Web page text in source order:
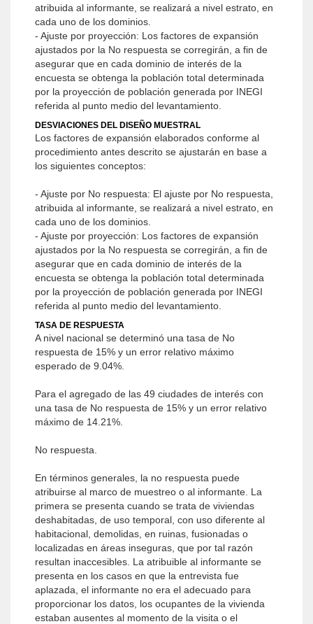
atribuida al informante, se realizará a nivel estrato, en
cada uno de los dominios.
- Ajuste por proyección: Los factores de expansión
ajustados por la No respuesta se corregirán, a fin de
asegurar que en cada dominio de interés de la
encuesta se obtenga la población total determinada
por la proyección de población generada por INEGI
referida al punto medio del levantamiento.
DESVIACIONES DEL DISEÑO MUESTRAL
Los factores de expansión elaborados conforme al
procedimiento antes descrito se ajustarán en base a
los siguientes conceptos:
- Ajuste por No respuesta: El ajuste por No respuesta,
atribuida al informante, se realizará a nivel estrato, en
cada uno de los dominios.
- Ajuste por proyección: Los factores de expansión
ajustados por la No respuesta se corregirán, a fin de
asegurar que en cada dominio de interés de la
encuesta se obtenga la población total determinada
por la proyección de población generada por INEGI
referida al punto medio del levantamiento.
TASA DE RESPUESTA
A nivel nacional se determinó una tasa de No
respuesta de 15% y un error relativo máximo
esperado de 9.04%.
Para el agregado de las 49 ciudades de interés con
una tasa de No respuesta de 15% y un error relativo
máximo de 14.21%.
No respuesta.
En términos generales, la no respuesta puede
atribuirse al marco de muestreo o al informante. La
primera se presenta cuando se trata de viviendas
deshabitadas, de uso temporal, con uso diferente al
habitacional, demolidas, en ruinas, fusionadas o
localizadas en áreas inseguras, que por tal razón
resultan inaccesibles. La atribuible al informante se
presenta en los casos en que la entrevista fue
aplazada, el informante no era el adecuado para
proporcionar los datos, los ocupantes de la vivienda
estaban ausentes al momento de la visita o el